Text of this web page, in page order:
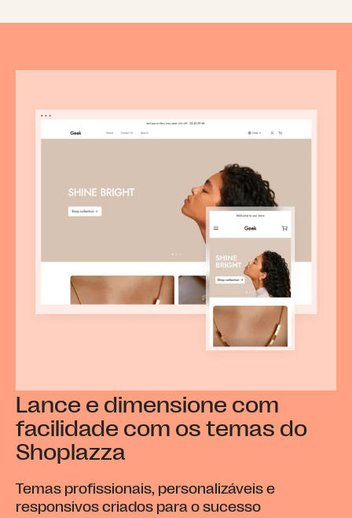
Lance e dimensione com
facilidade com os temas do
Shoplazza
Temas profissionais, personalizáveis e
responsivos criados para o sucesso